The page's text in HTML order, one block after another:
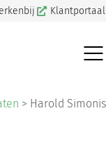
Klantportaal
> Harold Simonis